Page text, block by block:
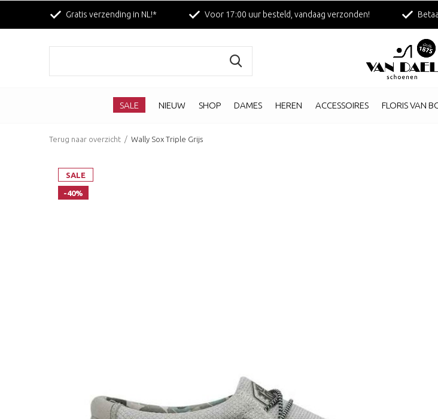
SALE NIEUW SHOP DAMES HEREN ACCESSOIRES FLORIS VAN
Gratis verzending in NL!* Voor 17:00 uur besteld, vandaag verzonden!
Terug naar overzicht Wally Sox Triple Grijs
SALE
-40%